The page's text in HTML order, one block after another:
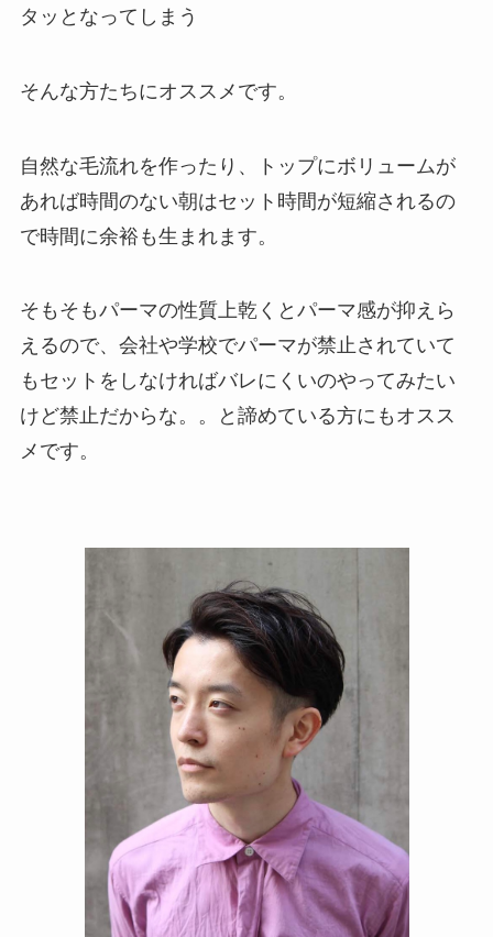
タッとなってしまう
そんな方たちにオススメです。
自然な毛流れを作ったり、トップにボリュームが
あれば時間のない朝はセット時間が短縮されるの
で時間に余裕も生まれます。
そもそもパーマの性質上乾くとパーマ感が抑えら
えるので、会社や学校でパーマが禁止されていて
もセットをしなければバレにくいのやってみたい
けど禁止だからな。。と諦めている方にもオスス
メです。